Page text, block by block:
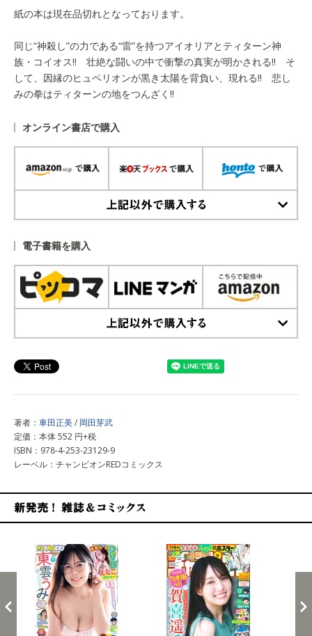
紙の本は現在品切れとなっております。
同じ“神殺し”の力である“雷”を持つアイオリアとティターン神
族・コイオス!! 壮絶な闘いの中で衝撃の真実が明かされる!! そ
して、因縁のヒュペリオンが黒き太陽を背負い、現れる!! 悲し
みの拳はティターンの地をつんざく!!
オンライン書店で購入
電子書籍を購入
著者： 車田正美/ 岡田芽武
定価：本体 552 円+税
ISBN：978-4-253-23129-9
レーベル：チャンピオンREDコミックス